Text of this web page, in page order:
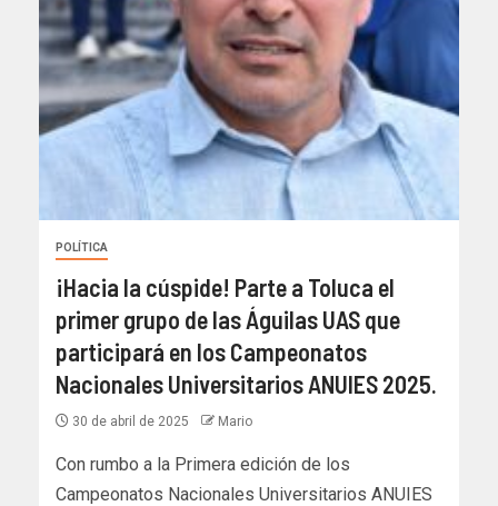
POLÍTICA
¡Hacia la cúspide! Parte a Toluca el
primer grupo de las Águilas UAS que
participará en los Campeonatos
Nacionales Universitarios ANUIES 2025.
30 de abril de 2025 Mario
Con rumbo a la Primera edición de los
Campeonatos Nacionales Universitarios ANUIES